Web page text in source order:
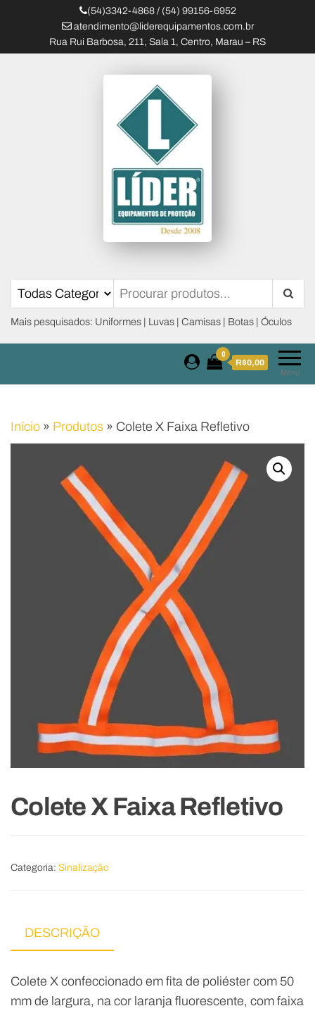
(54)3342-4868 / (54) 99156-6952
atendimento@liderequipamentos.com.br
Rua Rui Barbosa, 211, Sala 1, Centro, Marau – RS
Líder Equipamentos
Mais pesquisados: Uniformes | Luvas | Camisas | Botas | Óculos
Menu
0
R$0,00
Início » Produtos » Colete X Faixa Refletivo
Colete X Faixa Refletivo
Categoria: Sinalização
DESCRIÇÃO
Colete X confeccionado em fita de poliéster com 50
mm de largura, na cor laranja fluorescente, com faixa